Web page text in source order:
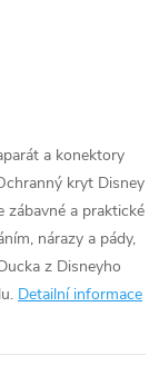
a konektory
kryt Disney
zábavné a praktické
nárazy a pády,
z Disneyho
Detailní informace